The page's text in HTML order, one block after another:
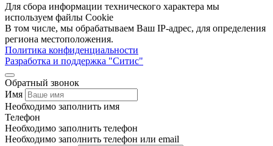
Для сбора информации технического характера мы
используем файлы Cookie
В том числе, мы обрабатываем Ваш IP-адрес, для определения
региона местоположения.
Политика конфиденциальности
Разработка и поддержка "Ситис"
Обратный звонок
Имя
Необходимо заполнить имя
Телефон
Необходимо заполнить телефон
Необходимо заполнить телефон или email